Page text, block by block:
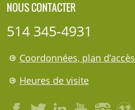
NOUS CONTACTER
514 345-4931
Coordonnées, plan d’accès
Heures de visite